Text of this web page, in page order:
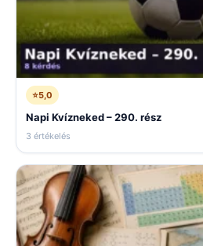
⭐5,0
Napi Kvízneked – 290. rész
3 értékelés